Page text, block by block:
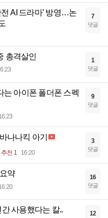
AI 드라마’ 방영…논
7
댓글
총격살인 1
댓글
는 아이폰 폴더폰 스펙
9
댓글
나나킥 아기
추천 1 16:20
3
댓글
약 16
댓글
사용했다는 칼.. 12